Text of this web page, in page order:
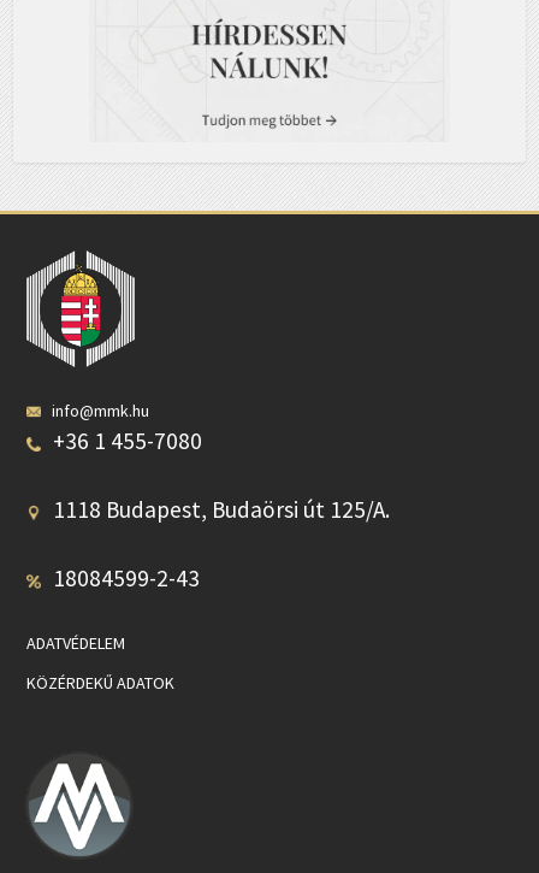
info@mmk.hu
+36 1 455-7080
1118 Budapest, Budaörsi út 125/A.
18084599-2-43
ADATVÉDELEM
KÖZÉRDEKŰ ADATOK